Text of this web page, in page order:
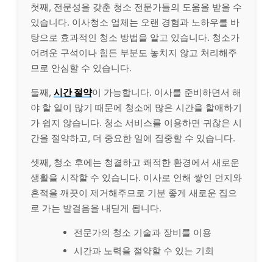
첫째, 전문성을 갖춘 청소 전문가들의 도움을 받을 수
있습니다. 이사청소 업체는 오랜 경험과 노하우를 바
탕으로 효과적인 청소 방법을 알고 있습니다. 청소가
어려운 구석이나 힘든 부분도 놓치지 않고 처리해주
므로 안심할 수 있습니다.
둘째, 시간 절약이 가능합니다. 이사를 준비하면서 해
야 할 일이 많기 때문에 청소에 많은 시간을 할애하기
가 쉽지 않습니다. 청소 서비스를 이용하면 귀찮은 시
간을 절약하고, 더 중요한 일에 집중할 수 있습니다.
셋째, 청소 후에는 청결하고 쾌적한 환경에서 새로운
생활을 시작할 수 있습니다. 이사로 인해 쌓인 먼지와
흔적을 깨끗이 제거해주므로 기분 좋게 새로운 집으
로 가는 발걸음을 내딛게 됩니다.
전문가의 청소 기술과 장비를 이용
시간과 노력을 절약할 수 있는 기회